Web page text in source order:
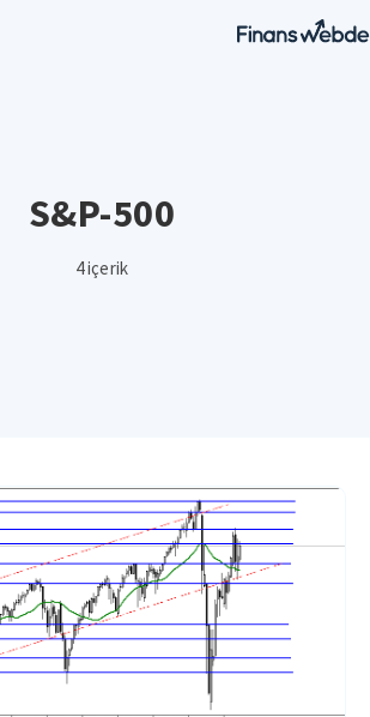
S&P-500
4 içerik